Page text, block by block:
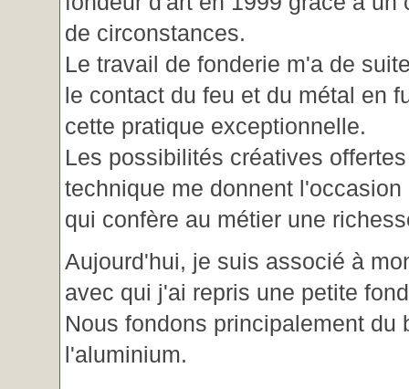
de circonstances.
Le travail de fonderie m'a de
le contact du feu et du métal en
cette pratique exceptionnelle.
Les possibilités créatives
technique me donnent
qui confère au métier une
Aujourd'hui, je suis associé à
avec qui j'ai repris une petite
Nous fondons principalement
l'aluminium.